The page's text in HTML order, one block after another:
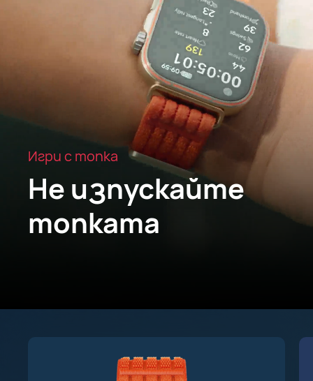
Игри с топка
Не изпускайте
топката